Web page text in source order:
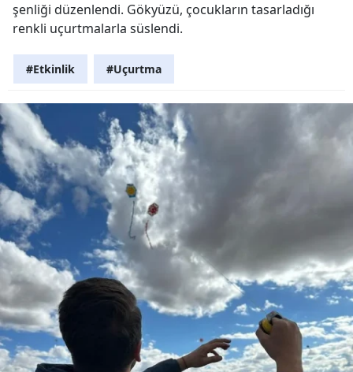
şenliği düzenlendi. Gökyüzü, çocukların tasarladığı
renkli uçurtmalarla süslendi.
#Etkinlik #Uçurtma